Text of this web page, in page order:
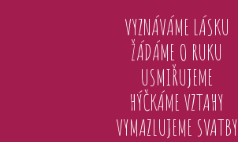
VYZNÁVÁME LÁSKU
ŽÁDÁME O RUKU
USMIŘUJEME
HÝČKÁME VZTAHY
VYMAZLUJEME SVATBY